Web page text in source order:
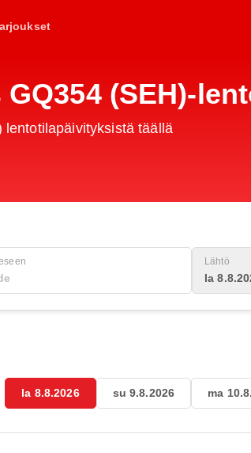
(SEH)-
lentotilapäivityksistä täällä
Lähtö
la
la 8.8.2026 su 9.8.2026 ma